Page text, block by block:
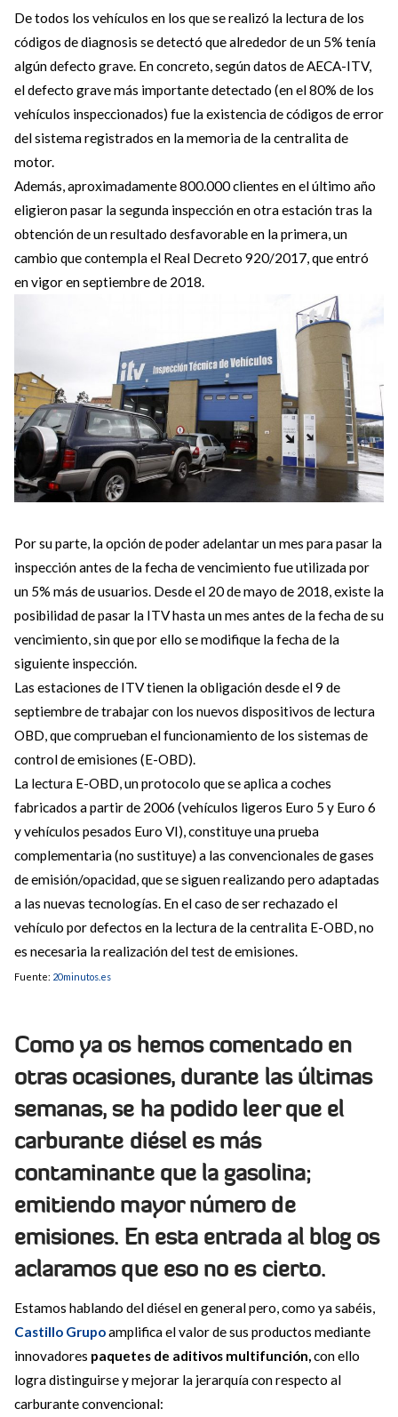
De todos los vehículos en los que se realizó la lectura de los
códigos de diagnosis se detectó que alrededor de un 5% tenía
algún defecto grave. En concreto, según datos de AECA-ITV,
el defecto grave más importante detectado (en el 80% de los
vehículos inspeccionados) fue la existencia de códigos de error
del sistema registrados en la memoria de la centralita de
motor.
Además, aproximadamente 800.000 clientes en el último año
eligieron pasar la segunda inspección en otra estación tras la
obtención de un resultado desfavorable en la primera, un
cambio que contempla el Real Decreto 920/2017, que entró
en vigor en septiembre de 2018.
Por su parte, la opción de poder adelantar un mes para pasar la
inspección antes de la fecha de vencimiento fue utilizada por
un 5% más de usuarios. Desde el 20 de mayo de 2018, existe la
posibilidad de pasar la ITV hasta un mes antes de la fecha de su
vencimiento, sin que por ello se modifique la fecha de la
siguiente inspección.
Las estaciones de ITV tienen la obligación desde el 9 de
septiembre de trabajar con los nuevos dispositivos de lectura
OBD, que comprueban el funcionamiento de los sistemas de
control de emisiones (E-OBD).
La lectura E-OBD, un protocolo que se aplica a coches
fabricados a partir de 2006 (vehículos ligeros Euro 5 y Euro 6
y vehículos pesados Euro VI), constituye una prueba
complementaria (no sustituye) a las convencionales de gases
de emisión/opacidad, que se siguen realizando pero adaptadas
a las nuevas tecnologías. En el caso de ser rechazado el
vehículo por defectos en la lectura de la centralita E-OBD, no
es necesaria la realización del test de emisiones.
Fuente: 20minutos.es
Como ya os hemos comentado en
otras ocasiones, durante las últimas
semanas, se ha podido leer que el
carburante diésel es más
contaminante que la gasolina;
emitiendo mayor número de
emisiones. En esta entrada al blog os
aclaramos que eso no es cierto.
Estamos hablando del diésel en general pero, como ya sabéis,
Castillo Grupoamplifica el valor de sus productos mediante
innovadores paquetes de aditivos multifunción,con ello
logra distinguirse y mejorar la jerarquía con respecto al
carburante convencional: